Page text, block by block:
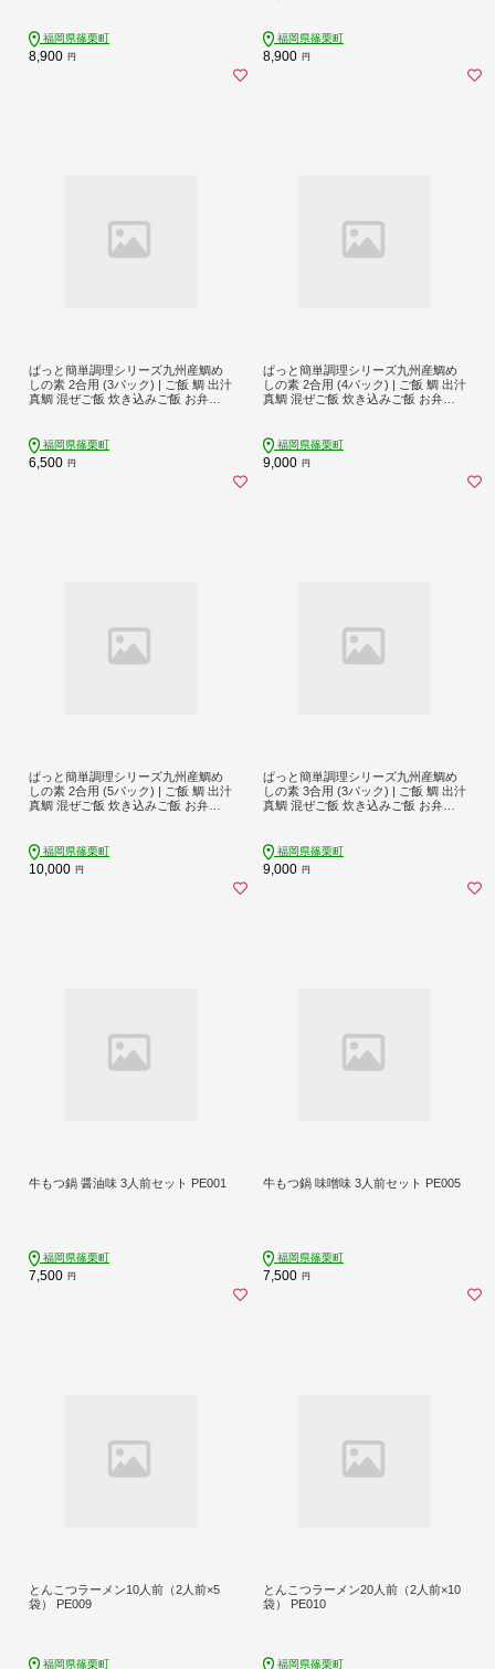
福岡県篠栗町
8,900 円
福岡県篠栗町
8,900 円
ぱっと簡単調理シリーズ九州産鯛め
しの素 2合用 (3パック) | ご飯 鯛 出汁
真鯛 混ぜご飯 炊き込みご飯 お弁当 Y
福岡県篠栗町
6,500 円
ぱっと簡単調理シリーズ九州産鯛め
しの素 2合用 (4パック) | ご飯 鯛 出汁
真鯛 混ぜご飯 炊き込みご飯 お弁当 Y
福岡県篠栗町
9,000 円
ぱっと簡単調理シリーズ九州産鯛め
しの素 2合用 (5パック) | ご飯 鯛 出汁
真鯛 混ぜご飯 炊き込みご飯 お弁当 Y
福岡県篠栗町
10,000 円
ぱっと簡単調理シリーズ九州産鯛め
しの素 3合用 (3パック) | ご飯 鯛 出汁
真鯛 混ぜご飯 炊き込みご飯 お弁当 Y
福岡県篠栗町
9,000 円
牛もつ鍋 醤油味 3人前セット PE001
福岡県篠栗町
7,500 円
牛もつ鍋 味噌味 3人前セット PE005
福岡県篠栗町
7,500 円
とんこつラーメン10人前（2人前×5
袋） PE009
福岡県篠栗町
とんこつラーメン20人前（2人前×10
袋） PE010
福岡県篠栗町